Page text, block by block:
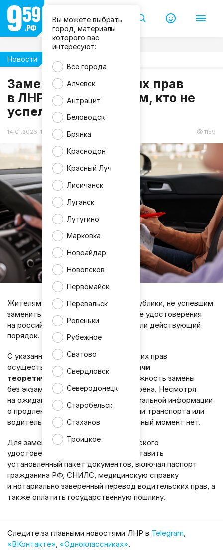
Вы можете выбрать
город, материалы
которого вас
интересуют:
Все города
Алчевск
Антрацит
Беловодск
Брянка
Краснодон
Красный Луч
Лисичанск
Луганск
Лутугино
Марковка
Новоайдар
Новопсков
Первомайск
Перевальск
Ровеньки
Рубежное
Сватово
Свердловск
Северодонецк
Старобельск
Стаханов
Троицкое
Новости
Замена водительских прав
в ЛНР: что делать тем, кто не
успел до 1 января?
14.01.2026 19:59 1159
f
r
e
e
p
k
Жителям Луганской Народной Республики, не успевшим
заменить иностранные водительские удостоверения
на российские до 1 января, разъяснили действующий
порядок.
С указанной даты обмен водительских прав
осуществляется только после сдачи
теоретического экзамена
. Возможность замены
без экзамена больше не предусмотрена. Несмотря
на ожидания автомобилистов, официальной информации
о продлении сроков перерегистрации транспорта или
водительских удостоверений на данный момент нет.
Для замены иностранного водительского
удостоверения необходимо предоставить
установленный пакет документов, включая паспорт
гражданина РФ, СНИЛС, медицинскую справку
и нотариально заверенный перевод водительских прав, а
также оплатить государственную пошлину.
Cледите за главными новостями ЛНР в Telegram
«ВКонтакте» «Одноклассниках».